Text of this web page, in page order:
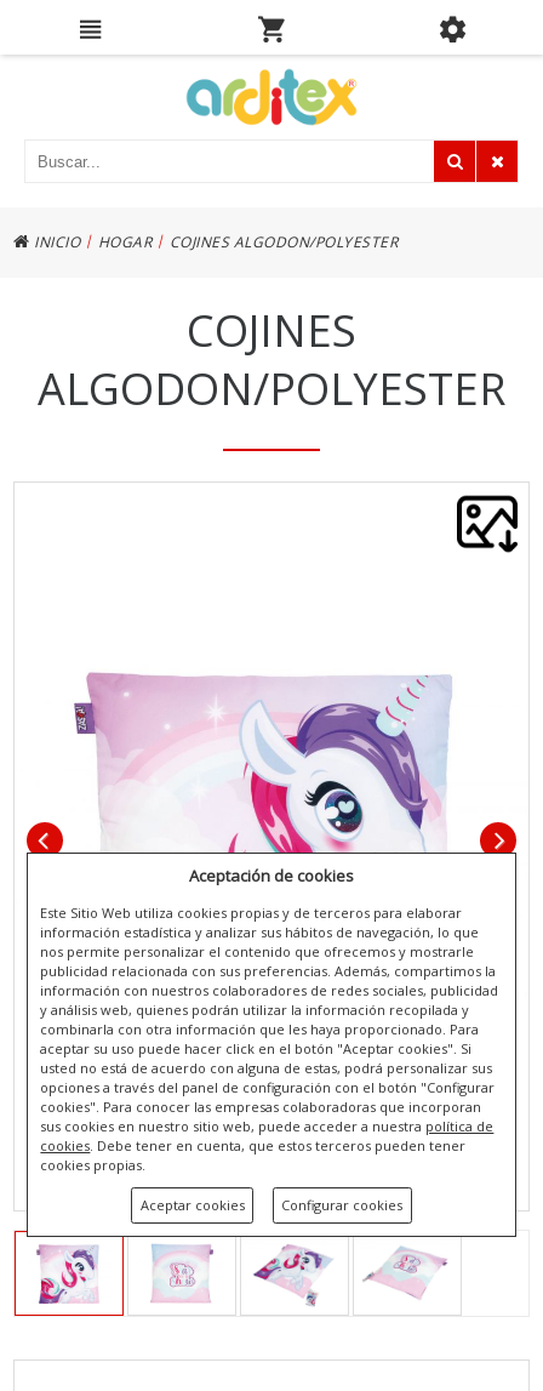
INICIO | HOGAR | COJINES ALGODON/POLYESTER
COJINES
ALGODON/POLYESTER
Aceptación de cookies
Este Sitio Web utiliza cookies propias y de terceros para elaborar
información estadística y analizar sus hábitos de navegación, lo que
nos permite personalizar el contenido que ofrecemos y mostrarle
publicidad relacionada con sus preferencias. Además, compartimos la
información con nuestros colaboradores de redes sociales, publicidad
y análisis web, quienes podrán utilizar la información recopilada y
combinarla con otra información que les haya proporcionado. Para
aceptar su uso puede hacer click en el botón "Aceptar cookies". Si
usted no está de acuerdo con alguna de estas, podrá personalizar sus
opciones a través del panel de configuración con el botón "Configurar
cookies". Para conocer las empresas colaboradoras que incorporan
sus cookies en nuestro sitio web, puede acceder a nuestra política de
cookies . Debe tener en cuenta, que estos terceros pueden tener
cookies propias.
Aceptar cookies Configurar cookies